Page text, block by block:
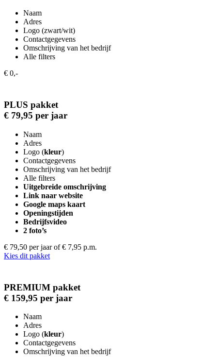
Naam
Adres
Logo (zwart/wit)
Contactgegevens
Omschrijving van het bedrijf
Alle filters
€ 0,-
PLUS pakket
€ 79,95 per jaar
Naam
Adres
Logo (kleur)
Contactgegevens
Omschrijving van het bedrijf
Alle filters
Uitgebreide omschrijving
Link naar website
Google maps kaart
Openingstijden
Bedrijfsvideo
2 foto’s
€ 79,50 per jaar of € 7,95 p.m.
Kies dit pakket
PREMIUM pakket
€ 159,95 per jaar
Naam
Adres
Logo (kleur)
Contactgegevens
Omschrijving van het bedrijf